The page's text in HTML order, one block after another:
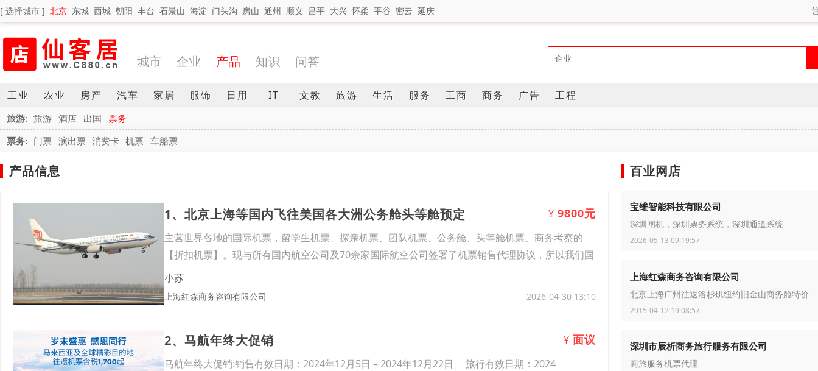
[ 选择城市 ] 北京 东城 西城 朝阳 丰台 石景山 海淀 门头沟 房山 通州 顺义 昌平 大兴 怀柔 平谷 密云 延庆
城市 企业 产品 知识 问答
工业 农业 房产 汽车 家居 服饰 日用 IT 文教 旅游 生活 服务 工商 商务 广告 工程
旅游: 旅游 酒店 出国
票务
票务: 门票 演出票 消费卡 机票 车船票
产品信息
1、北京上海等国内飞往美国各大洲公务舱头等舱预定 ¥ 9800元
主营世界各地的国际机票，留学生机票、探亲机票、团队‌‌机票、公务舱、头等舱机票、商务考察的
【折扣机票】。现与所有国内航空公司及70余家国际航空公司签署了机票销售代理协议，所以我们国
小苏
上海红森商务咨询有限公司 2026-04-30 13:10
2、马航年终大促销 ¥ 面议
马航年终大促销:销售有效日期：2024年12月5日 – 2024年12月22日 旅行有效日期：2024
百业网店
宝维智能科技有限公司
深圳闸机，深圳票务系统，深圳通道系统
2026-05-13 09:19:57
上海红森商务咨询有限公司
北京上海广州往返洛杉矶纽约旧金山商务舱特价
2015-04-12 19:08:57
深圳市辰析商务旅行服务有限公司
商旅服务机票代理